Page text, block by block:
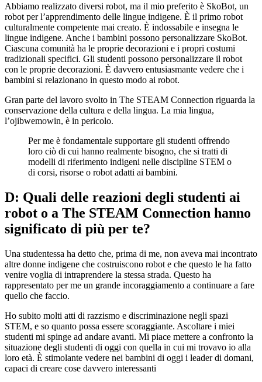
Abbiamo realizzato diversi robot, ma il mio preferito è SkoBot, un
robot per l’apprendimento delle lingue indigene. È il primo robot
culturalmente competente mai creato. È indossabile e insegna le
lingue indigene. Anche i bambini possono personalizzare SkoBot.
Ciascuna comunità ha le proprie decorazioni e i propri costumi
tradizionali specifici. Gli studenti possono personalizzare il robot
con le proprie decorazioni. È davvero entusiasmante vedere che i
bambini si relazionano in questo modo ai robot.
Gran parte del lavoro svolto in The STEAM Connection riguarda la
conservazione della cultura e della lingua. La mia lingua,
l’ojibwemowin, è in pericolo.
Per me è fondamentale supportare gli studenti offrendo
loro ciò di cui hanno realmente bisogno, che si tratti di
modelli di riferimento indigeni nelle discipline STEM o
di corsi, risorse o robot adatti ai bambini.
D: Quali delle reazioni degli studenti ai
robot o a The STEAM Connection hanno
significato di più per te?
Una studentessa ha detto che, prima di me, non aveva mai incontrato
altre donne indigene che costruiscono robot e che questo le ha fatto
venire voglia di intraprendere la stessa strada. Questo ha
rappresentato per me un grande incoraggiamento a continuare a fare
quello che faccio.
Ho subito molti atti di razzismo e discriminazione negli spazi
STEM, e so quanto possa essere scoraggiante. Ascoltare i miei
studenti mi spinge ad andare avanti. Mi piace mettere a confronto la
situazione degli studenti di oggi con quella in cui mi trovavo io alla
loro età. È stimolante vedere nei bambini di oggi i leader di domani,
capaci di creare cose davvero interessanti